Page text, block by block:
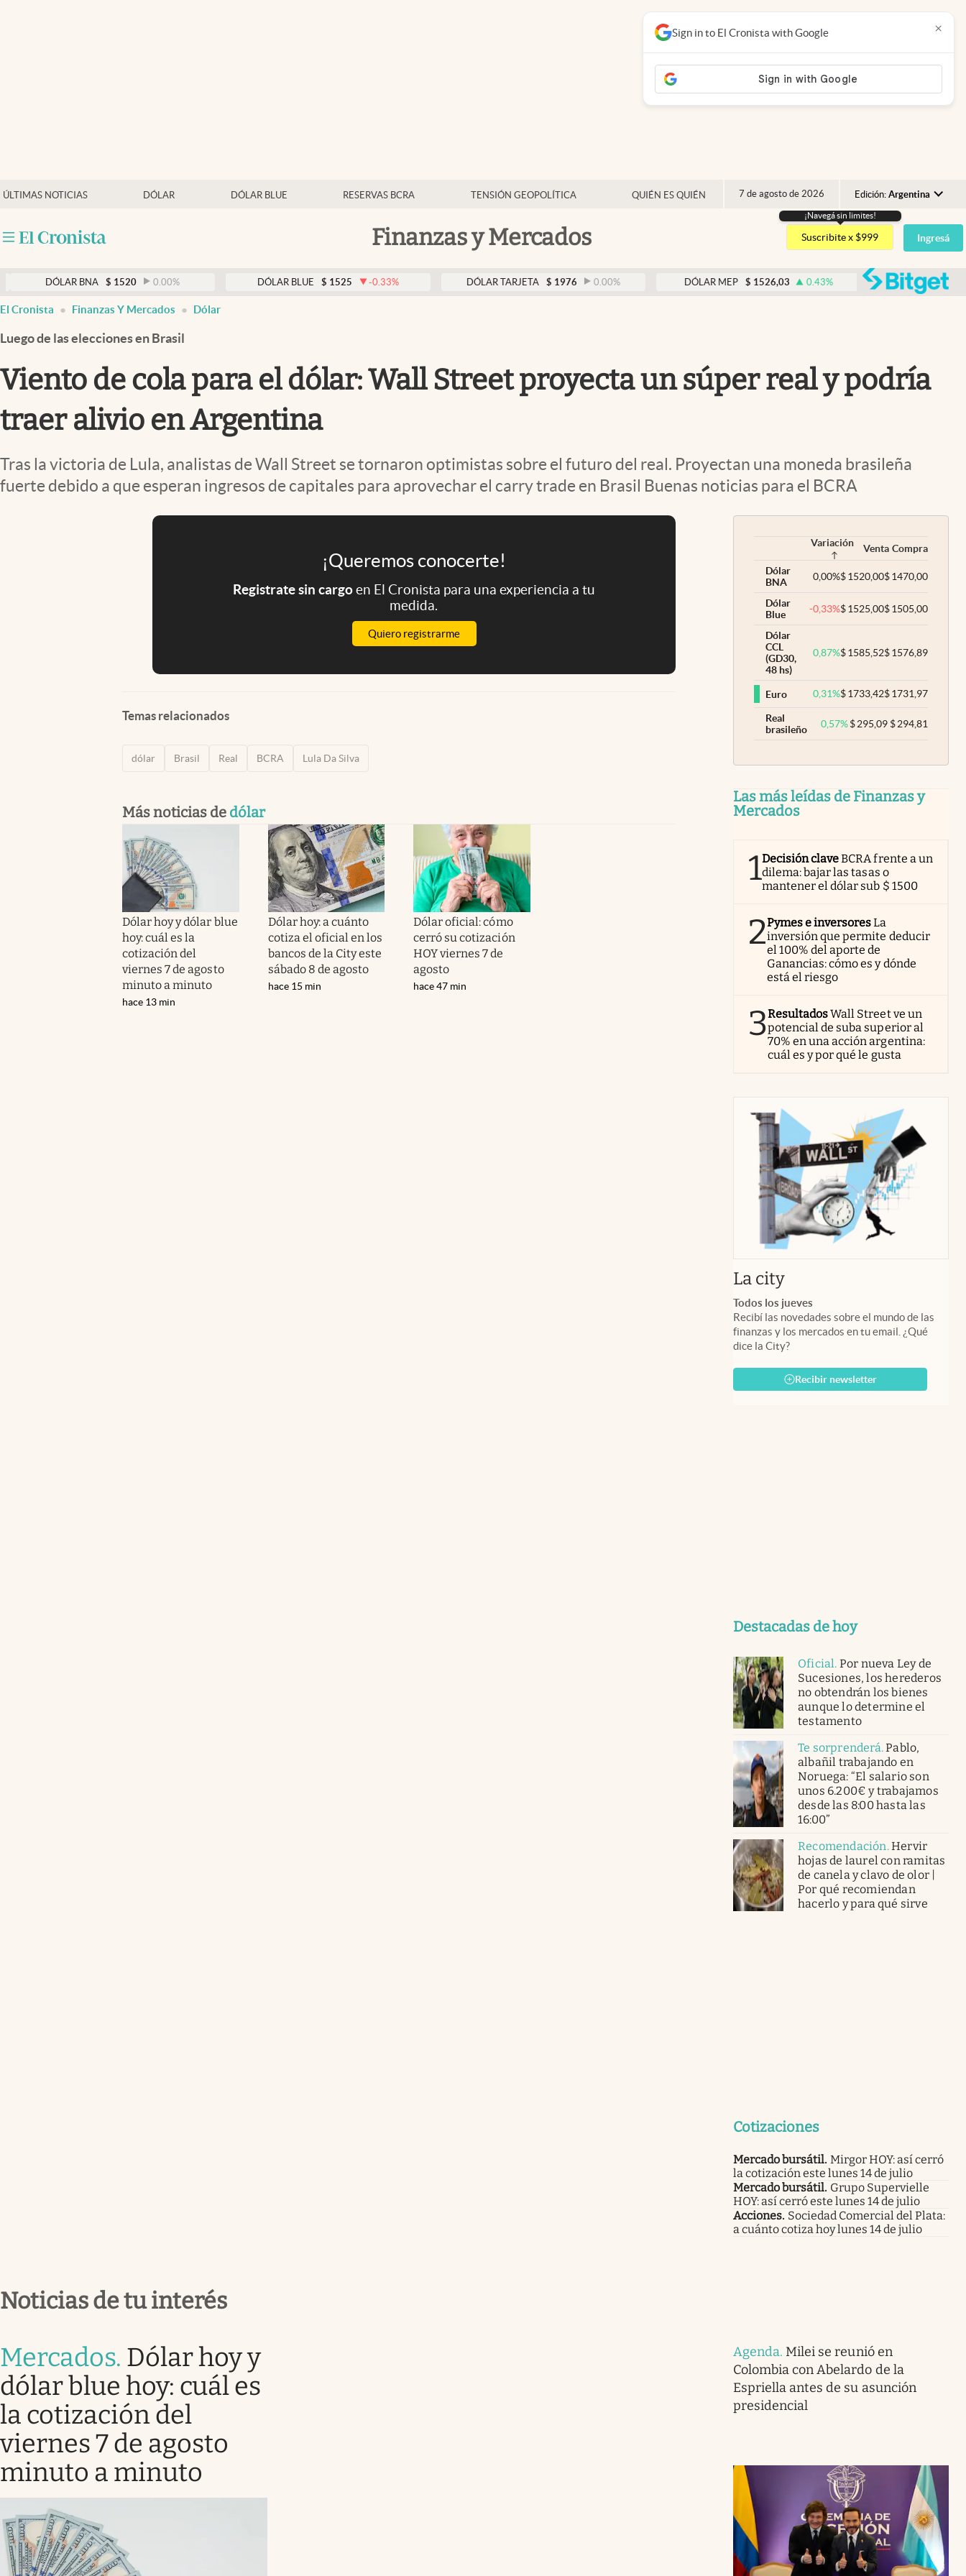
ÚLTIMAS NOTICIAS DÓLAR DÓLAR BLUE RESERVAS BCRA TENSIÓN GEOPOLÍTICA QUIÉN ES QUIÉN 7 de agosto de 2026 Edición: Argentina
Argentina
España
USA
Finanzas y Mercados
Mercados Online
Otras secciones
Clima
Mundial 2026
El Cronista Studio
Mediakit
¡Navegá sin limites!
Suscribite x $999 Ingresá
DÓLAR BNA $ 1520 0.00 % DÓLAR BLUE $ 1525 -0.33% DÓLAR TARJETA $ 1976 0.00 % DÓLAR MEP $ 1526,03 0.43% DÓLAR BNA $ 1520
Sign in to El Cronista with Google ×
El Cronista Finanzas Y Mercados Dólar
Luego de las elecciones en Brasil
Viento de cola para el dólar: Wall Street proyecta un súper real y podría
traer alivio en Argentina
Tras la victoria de Lula, analistas de Wall Street se tornaron optimistas sobre el futuro del real. Proyectan una moneda brasileña
fuerte debido a que esperan ingresos de capitales para aprovechar el carry trade en Brasil Buenas noticias para el BCRA
¡Queremos conocerte!
Registrate sin cargoen El Cronista para una experiencia a tu
medida.
Quiero registrarme
Temas relacionados
dólar Brasil Real BCRA Lula Da Silva
Más noticias de dólar
Dólar hoy y dólar blue
hoy: cuál es la
cotización del
viernes 7 de agosto
minuto a minuto
hace 13 min
Dólar hoy: a cuánto
cotiza el oficial en los
bancos de la City este
sábado 8 de agosto
hace 15 min
Dólar oficial: cómo
cerró su cotización
HOY viernes 7 de
agosto
hace 47 min
Variación Venta Compra
Dólar
BNA
0,00%$1520,00$1470,00
Dólar
Blue
-0,33%$1525,00$1505,00
Dólar
CCL
(GD30,
48 hs)
0,87%$1585,52$1576,89
Euro 0,31%$1733,42$1731,97
Real
brasileño
0,57% $295,09 $294,81
Las más leídas de Finanzas y
Mercados
1Decisión claveBCRA frente a un
dilema: bajar las tasas o
mantener el dólar sub $ 1500
2Pymes e inversoresLa
inversión que permite deducir
el 100% del aporte de
Ganancias: cómo es y dónde
está el riesgo
3ResultadosWall Street ve un
potencial de suba superior al
70% en una acción argentina:
cuál es y por qué le gusta
La cityabre en nueva pestaña
Todos los jueves
Recibí las novedades sobre el mundo de las
finanzas y los mercados en tu email. ¿Qué
dice la City?
Recibir newsletter
Destacadas de hoy
Oficial. Por nueva Ley de
Sucesiones, los herederos
no obtendrán los bienes
aunque lo determine el
testamento
Te sorprenderá.Pablo,
albañil trabajando en
Noruega: “El salario son
unos 6.200€ y trabajamos
desde las 8:00 hasta las
16:00”
Recomendación.Hervir
hojas de laurel con ramitas
de canela y clavo de olor |
Por qué recomiendan
hacerlo y para qué sirve
Cotizaciones
Mercado bursátil. Mirgor HOY: así cerró
la cotización este lunes 14 de julio
Mercado bursátil. Grupo Supervielle
HOY: así cerró este lunes 14 de julio
Acciones. Sociedad Comercial del Plata:
a cuánto cotiza hoy lunes 14 de julio
Noticias de tu interés
Mercados. Dólar hoy y
dólar blue hoy: cuál es
la cotización del
viernes 7 de agosto
minuto a minuto
Agenda. Milei se reunió en
Colombia con Abelardo de la
Espriella antes de su asunción
presidencial